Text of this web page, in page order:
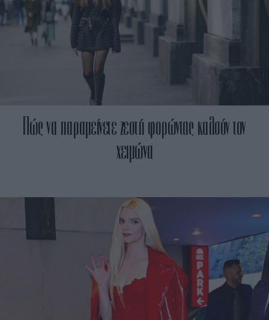
Πώς να παραμείνετε ζεστή φορώντας καλσόν τον
χειμώνα